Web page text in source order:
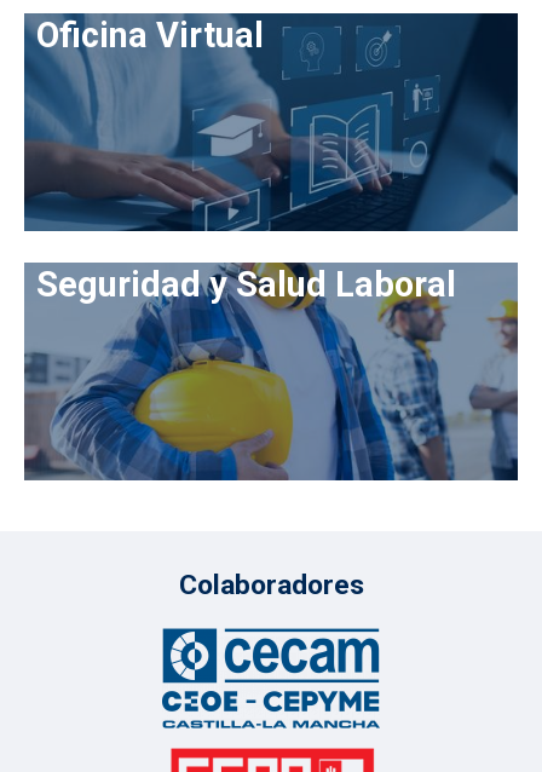
Oficina Virtual
Seguridad y Salud Laboral
Colaboradores